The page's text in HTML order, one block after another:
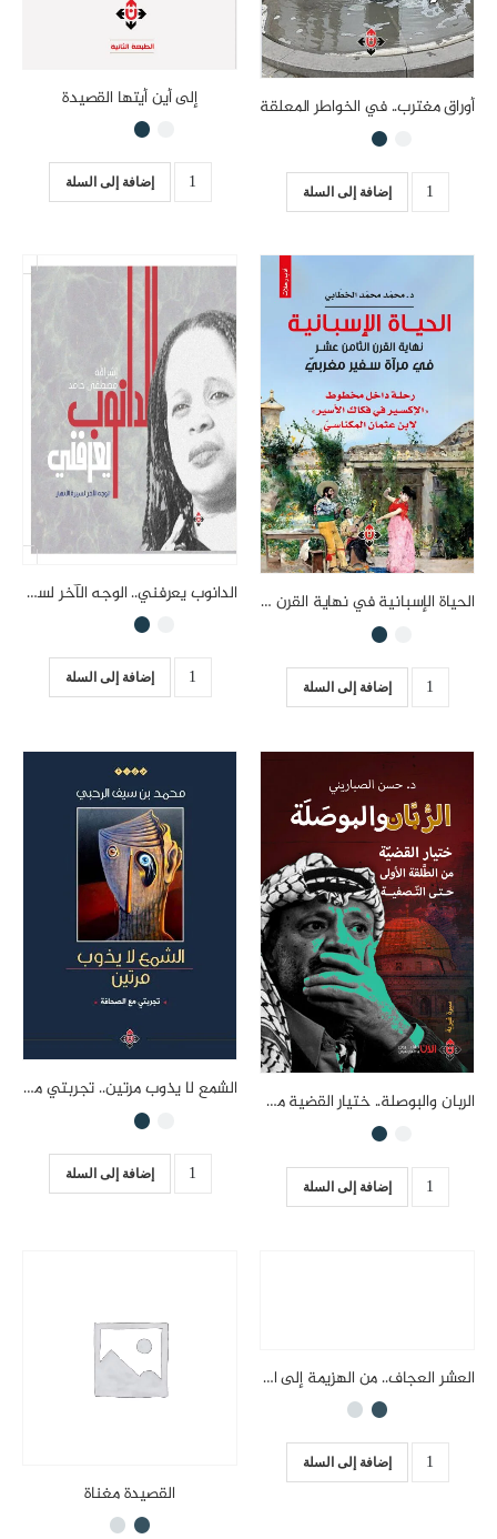
أوراق مغترب.. في الخواطر المعلقة
إضافة إلى السلة
إلى أين أيتها القصيدة
إضافة إلى السلة
الحياة الإسبانية في نهاية القرن الثامن عشر
إضافة إلى السلة
الدانوب يعرفني.. الوجه الآخر لسيرة الأنهار
إضافة إلى السلة
الربان والبوصلة.. ختيار القضية من الطلقة الأولى حتى التّصفية
إضافة إلى السلة
الشمع لا يذوب مرتين.. تجربتي مع الصحافة
إضافة إلى السلة
العشر العجاف.. من الهزيمة إلى النصر
إضافة إلى السلة
القصيدة مغناة